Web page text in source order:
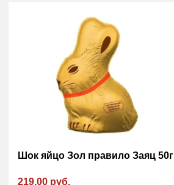
Шок яйцо Зол правило Заяц 50г
219.00 руб.